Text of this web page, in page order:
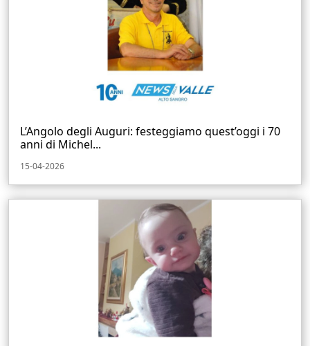
L’Angolo degli Auguri: festeggiamo quest’oggi i 70
anni di Michel...
15-04-2026